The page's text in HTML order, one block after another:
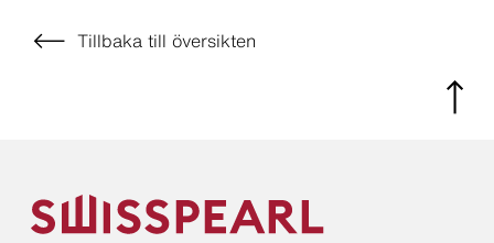
Tillbaka till översikten